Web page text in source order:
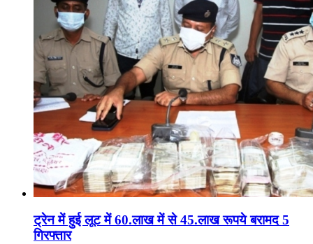
ट्रेन में हुई लूट में 60.लाख में से 45.लाख रूपये बरामद 5
गिरफ्तार